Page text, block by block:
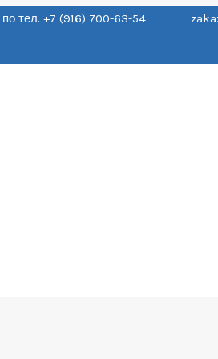
по тел. +7 (916) 700-63-54